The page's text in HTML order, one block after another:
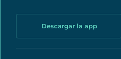
Descargar la app